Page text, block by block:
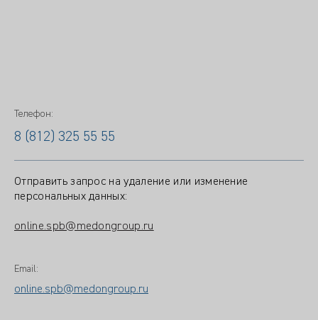
Телефон:
8 (812) 325 55 55
Отправить запрос на удаление или изменение
персональных данных:
online.spb@medongroup.ru
Email:
online.spb@medongroup.ru